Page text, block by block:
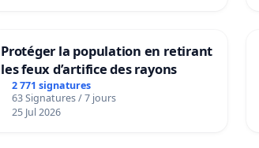
Protéger la population en retirant
les feux d’artifice des rayons
2 771 signatures
63 Signatures / 7 jours
25 Jul 2026